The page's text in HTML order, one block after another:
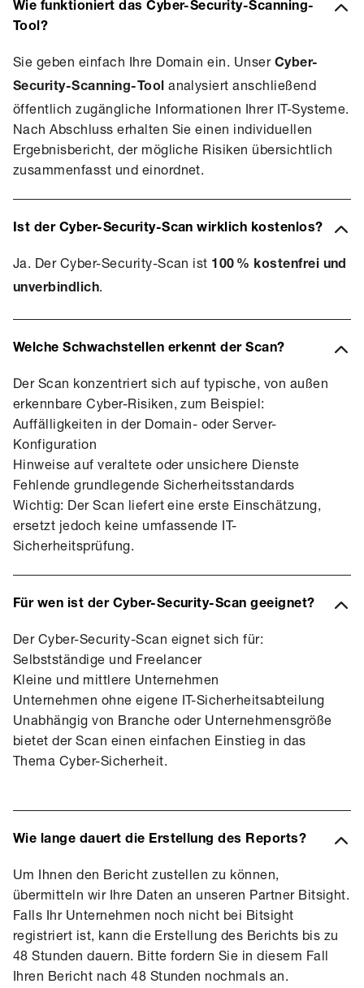
Wie funktioniert das Cyber-Security-Scanning-
Tool?
Sie geben einfach Ihre Domain ein. Unser Cyber-
Security-Scanning-Tool analysiert anschließend
öffentlich zugängliche Informationen Ihrer IT-Systeme.
Nach Abschluss erhalten Sie einen individuellen
Ergebnisbericht, der mögliche Risiken übersichtlich
zusammenfasst und einordnet.
Ist der Cyber-Security-Scan wirklich kostenlos?
Ja. Der Cyber-Security-Scan ist 100 % kostenfrei und
unverbindlich.
Welche Schwachstellen erkennt der Scan?
Der Scan konzentriert sich auf typische, von außen
erkennbare Cyber-Risiken, zum Beispiel:
Auffälligkeiten in der Domain- oder Server-
Konfiguration
Hinweise auf veraltete oder unsichere Dienste
Fehlende grundlegende Sicherheitsstandards
Wichtig: Der Scan liefert eine erste Einschätzung,
ersetzt jedoch keine umfassende IT-
Sicherheitsprüfung.
Für wen ist der Cyber-Security-Scan geeignet?
Der Cyber-Security-Scan eignet sich für:
Selbstständige und Freelancer
Kleine und mittlere Unternehmen
Unternehmen ohne eigene IT-Sicherheitsabteilung
Unabhängig von Branche oder Unternehmensgröße
bietet der Scan einen einfachen Einstieg in das
Thema Cyber-Sicherheit.
Wie lange dauert die Erstellung des Reports?
Um Ihnen den Bericht zustellen zu können,
übermitteln wir Ihre Daten an unseren Partner Bitsight.
Falls Ihr Unternehmen noch nicht bei Bitsight
registriert ist, kann die Erstellung des Berichts bis zu
48 Stunden dauern. Bitte fordern Sie in diesem Fall
Ihren Bericht nach 48 Stunden nochmals an.